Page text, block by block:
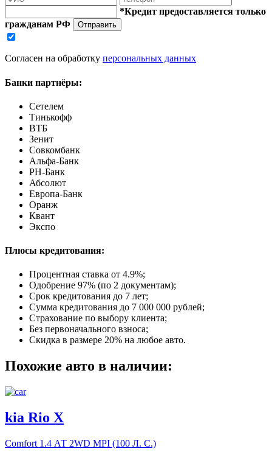
*Кредит предоставляется только
гражданам РФ
Отправить
Согласен на обработку персональных данных
Банки партнёры:
Сетелем
Тинькофф
ВТБ
Зенит
Совкомбанк
Альфа-Банк
РН-Банк
Абсолют
Европа-Банк
Оранж
Квант
Экспо
Плюсы кредитования:
Процентная ставка от 4.9%;
Одобрение 97% (по 2 документам);
Срок кредитования до 7 лет;
Сумма кредитования до 7 000 000 рублей;
Страхование по выбору клиента;
Без первоначального взноса;
Скидка в размере 20% на любое авто.
Похожие авто в наличии:
kia Rio X
Comfort 1.4 АТ 2WD MPI (100 Л. C.)